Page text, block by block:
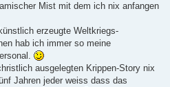
Mist mit dem ich nix anfangen
erzeugte Weltkriegs-
hab ich immer so meine
ausgelegten Krippen-Story nix
Jahren jeder weiss dass das